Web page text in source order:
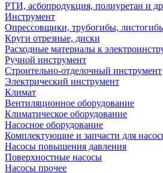
РТИ, асбопродукция, полиуретан и
Инструмент
Опрессовщики, трубогибы,
Круги отрезные, диски
Расходные материалы к
Ручной инструмент
Строительно-отделочный инструмент
Электрический инструмент
Климат
Вентиляционное оборудование
Климатическое оборудование
Насосное оборудование
Комплектующие и запчасти для
Насосы повышения давления
Поверхностные насосы
Насосы прочее